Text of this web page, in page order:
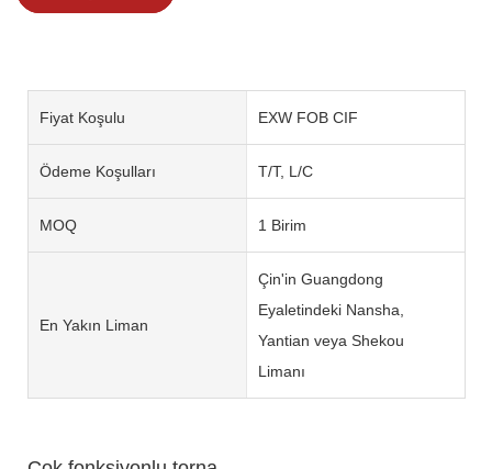
Fiyat Koşulu EXW FOB CIF
Ödeme Koşulları T/T, L/C
MOQ 1 Birim
En Yakın Liman
Çin'in Guangdong
Eyaletindeki Nansha,
Yantian veya Shekou
Limanı